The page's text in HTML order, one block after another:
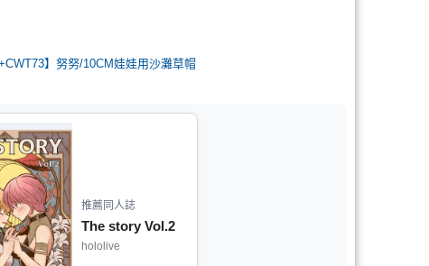
】努努/10CM娃娃用沙灘草帽
推薦同人誌
The story Vol.2
hololive